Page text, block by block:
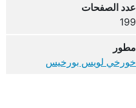
عدد الصفحات
199
مطور
خورخي لويس بورخيس